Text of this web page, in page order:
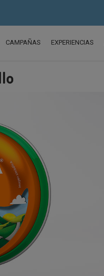
CAMPAÑAS EXPERIENCIAS